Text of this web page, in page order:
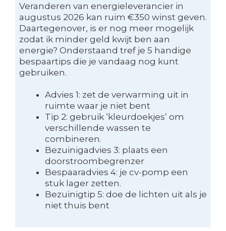
Veranderen van energieleverancier in
augustus 2026 kan ruim €350 winst geven.
Daartegenover, is er nog meer mogelijk
zodat ik minder geld kwijt ben aan
energie? Onderstaand tref je 5 handige
bespaartips die je vandaag nog kunt
gebruiken.
Advies 1: zet de verwarming uit in
ruimte waar je niet bent
Tip 2: gebruik ‘kleurdoekjes’ om
verschillende wassen te
combineren.
Bezuinigadvies 3: plaats een
doorstroombegrenzer
Bespaaradvies 4: je cv-pomp een
stuk lager zetten.
Bezuinigtip 5: doe de lichten uit als je
niet thuis bent